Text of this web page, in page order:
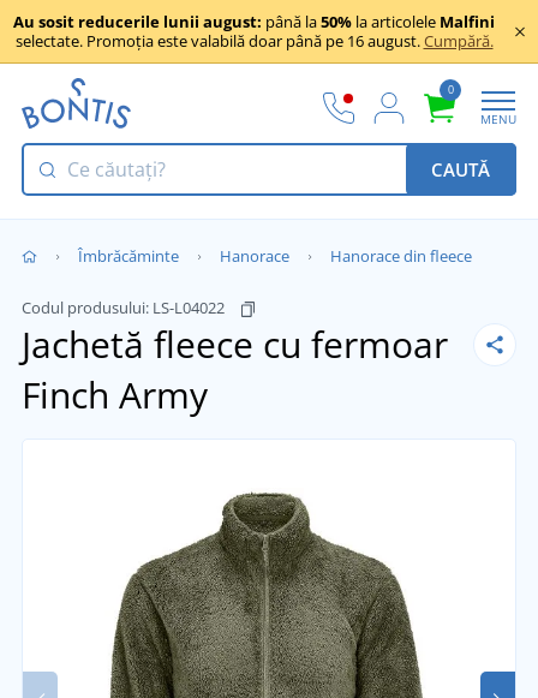
Au sosit reducerile lunii august: până la50% la articolele Malfini
selectate. Promoția este valabilă doar până pe 16 august.Cumpără.
0
MENU
CAUTĂ
Îmbrăcăminte Hanorace Hanorace din fleece
Codul produsului: LS-L04022
Jachetă fleece cu fermoar
Finch Army